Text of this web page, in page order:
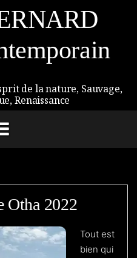
de la nature, Sauvage,
Renaissance
Otha 2022
Tout est
bien qui